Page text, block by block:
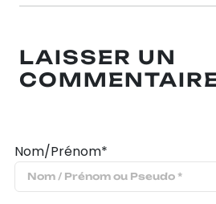
LAISSER UN
Nom/Prénom*